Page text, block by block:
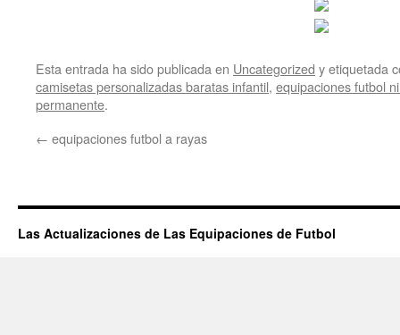
Esta entrada ha sido publicada en Uncategorized y etiquetada
camisetas personalizadas baratas infantil, equipaciones futbol
permanente.
← equipaciones futbol a rayas
Las Actualizaciones de Las Equipaciones de Futbol